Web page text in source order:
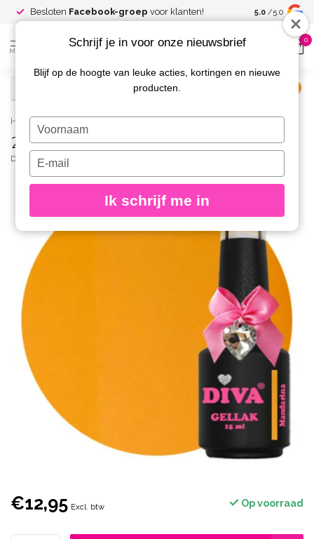
Besloten Facebook-groep voor klanten! Spaar voor
kortingen
5.0 /5.0
MENU
0
Home / 255 Gellak Mandarina 15 ml.
255 Gellak Mandarina 15 ml.
DIVA
€12,95 Excl. btw Op voorraad
Schrijf je in voor onze nieuwsbrief
Blijf op de hoogte van leuke acties, kortingen en nieuwe
producten.
Typ
je
naam
Typ
je
e-
in
Ik schrijf me in